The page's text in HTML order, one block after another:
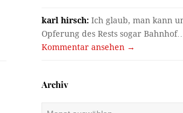
karl hirsch: Ich glaub, man kann
Opferung des Rests sogar Bahnhof…
Kommentar ansehen →
Archiv